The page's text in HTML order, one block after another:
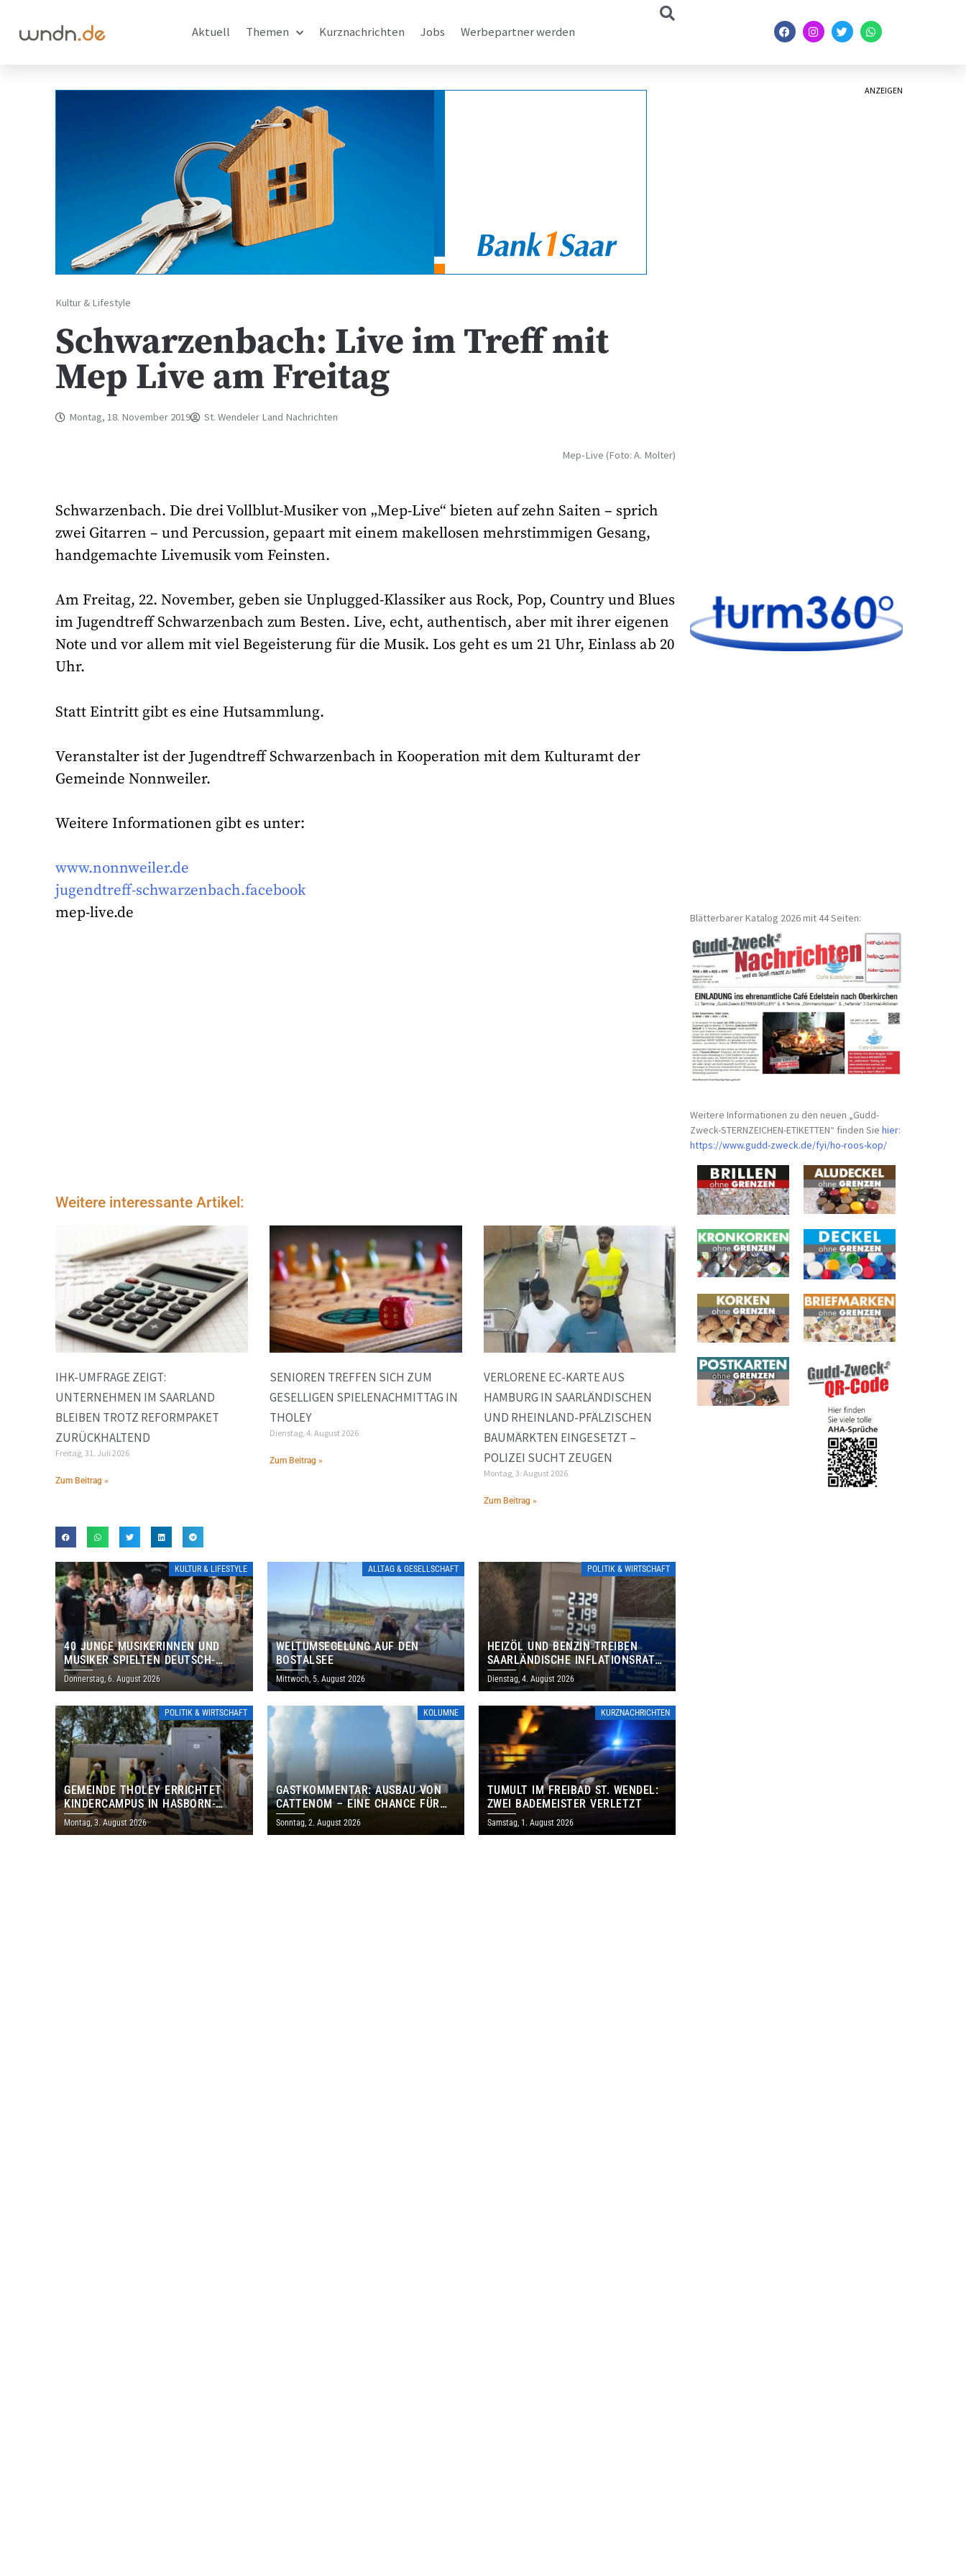
Aktuell Themen Kurznachrichten Jobs Werbepartner werden
Kultur & Lifestyle
Schwarzenbach: Live im Treff mit
Mep Live am Freitag
Montag, 18. November 2019 St. Wendeler Land Nachrichten
Mep-Live (Foto: A. Molter)
Schwarzenbach. Die drei Vollblut-Musiker von „Mep-Live“ bieten auf zehn Saiten – sprich
zwei Gitarren – und Percussion, gepaart mit einem makellosen mehrstimmigen Gesang,
handgemachte Livemusik vom Feinsten.
Am Freitag, 22. November, geben sie Unplugged-Klassiker aus Rock, Pop, Country und Blues
im Jugendtreff Schwarzenbach zum Besten. Live, echt, authentisch, aber mit ihrer eigenen
Note und vor allem mit viel Begeisterung für die Musik. Los geht es um 21 Uhr, Einlass ab 20
Uhr.
Statt Eintritt gibt es eine Hutsammlung.
Veranstalter ist der Jugendtreff Schwarzenbach in Kooperation mit dem Kulturamt der
Gemeinde Nonnweiler.
Weitere Informationen gibt es unter:
www.nonnweiler.de
jugendtreff-schwarzenbach.facebook
mep-live.de
Weitere interessante Artikel:
IHK-UMFRAGE ZEIGT:
UNTERNEHMEN IM SAARLAND
BLEIBEN TROTZ REFORMPAKET
ZURÜCKHALTEND
Freitag, 31. Juli 2026
Zum Beitrag »
SENIOREN TREFFEN SICH ZUM
GESELLIGEN SPIELENACHMITTAG IN
THOLEY
Dienstag, 4. August 2026
Zum Beitrag »
VERLORENE EC-KARTE AUS
HAMBURG IN SAARLÄNDISCHEN
UND RHEINLAND-PFÄLZISCHEN
BAUMÄRKTEN EINGESETZT –
POLIZEI SUCHT ZEUGEN
Montag, 3. August 2026
Zum Beitrag »
KULTUR & LIFESTYLE
40 JUNGE MUSIKERINNEN UND
MUSIKER SPIELTEN DEUTSCH-
BRASILIANISCHES PROGRAMM IN
THOLEY
Donnerstag, 6. August 2026
ALLTAG & GESELLSCHAFT
WELTUMSEGELUNG AUF DEN
BOSTALSEE
Mittwoch, 5. August 2026
POLITIK & WIRTSCHAFT
HEIZÖL UND BENZIN TREIBEN
SAARLÄNDISCHE INFLATIONSRATE
IM JULI AUF 3,2 PROZENT
Dienstag, 4. August 2026
POLITIK & WIRTSCHAFT
GEMEINDE THOLEY ERRICHTET
KINDERCAMPUS IN HASBORN-
DAUTWEILER FÜR RUND 8,5 BIS 9
MILLIONEN EURO
Montag, 3. August 2026
KOLUMNE
GASTKOMMENTAR: AUSBAU VON
CATTENOM – EINE CHANCE FÜR
LOTHRINGEN UND DAS SAARLAND
Sonntag, 2. August 2026
KURZNACHRICHTEN
TUMULT IM FREIBAD ST. WENDEL:
ZWEI BADEMEISTER VERLETZT
Samstag, 1. August 2026
ANZEIGEN
Blätterbarer Katalog 2026 mit 44 Seiten:
Weitere Informationen zu den neuen „Gudd-
Zweck-STERNZEICHEN-ETIKETTEN“ finden Siehier:
https://www.gudd-zweck.de/fyi/ho-roos-kop/